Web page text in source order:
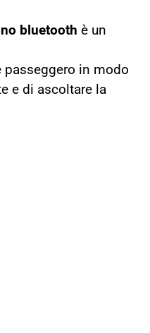
bluetooth è un
passeggero in modo
e di ascoltare la